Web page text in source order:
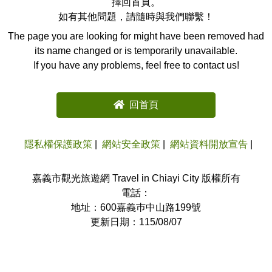
擇回首頁。
如有其他問題，請隨時與我們聯繫！
The page you are looking for might have been removed had
its name changed or is temporarily unavailable.
If you have any problems, feel free to contact us!
回首頁
隱私權保護政策 網站安全政策 網站資料開放宣告
嘉義市觀光旅遊網 Travel in Chiayi City 版權所有
電話：
地址：600嘉義巿中山路199號
更新日期：115/08/07